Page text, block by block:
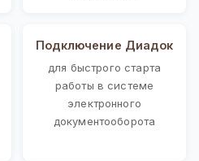
Подключение Диадок
для быстрого старта
работы в системе
электронного
документооборота